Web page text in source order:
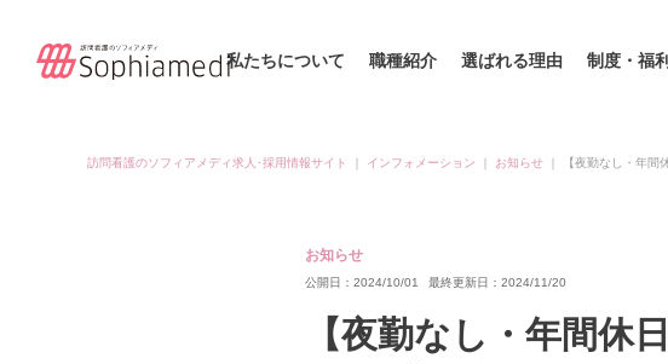
私たちについて 職種紹介 選ばれる理由 制度・福
訪問看護のソフィアメディ求人･採用情報サイト インフォメーション お知らせ 【夜勤なし・年
お知らせ
公開日：2024/10/01 最終更新日：2024/11/20
【夜勤なし・年間休